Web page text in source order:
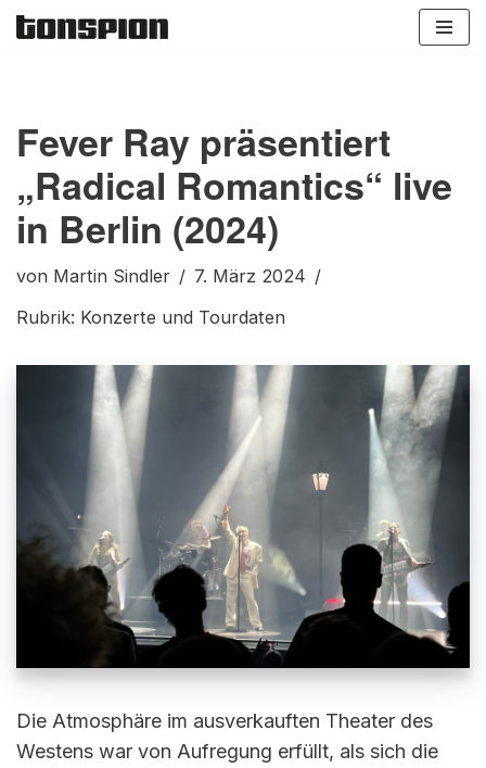
Fever Ray präsentiert
„Radical Romantics“ live
in Berlin (2024)
von Martin Sindler
7. März 2024
Rubrik: Konzerte und Tourdaten
Die Atmosphäre im ausverkauften Theater des
Westens war von Aufregung erfüllt, als sich die